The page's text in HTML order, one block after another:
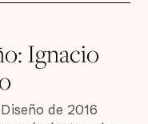
Ignacio
de 2016